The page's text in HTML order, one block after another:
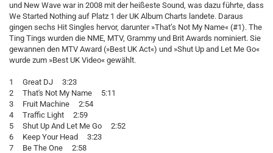
und New Wave war in 2008 mit der heißeste Sound, was dazu führte, dass
We Started Nothing auf Platz 1 der UK Album Charts landete. Daraus
gingen sechs Hit Singles hervor, darunter »That’s Not My Name« (#1). The
Ting Tings wurden die NME, MTV, Grammy und Brit Awards nominiert. Sie
gewannen den MTV Award (»Best UK Act«) und »Shut Up and Let Me Go«
wurde zum »Best UK Video« gewählt.
1 Great DJ 3:23
2 That's Not My Name 5:11
3 Fruit Machine 2:54
4 Traffic Light 2:59
5 Shut Up And Let Me Go 2:52
6 Keep Your Head 3:23
7 Be The One 2:58